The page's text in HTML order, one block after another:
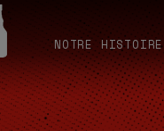
NOTRE HISTOIRE